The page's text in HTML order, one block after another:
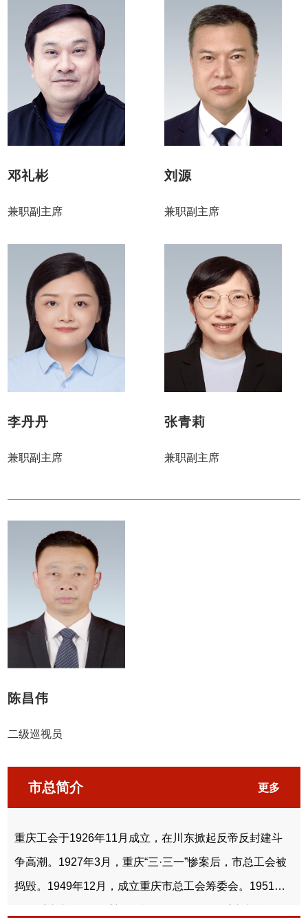
邓礼彬
兼职副主席
刘源
兼职副主席
李丹丹
兼职副主席
张青莉
兼职副主席
陈昌伟
二级巡视员
市总简介 更多
重庆工会于1926年11月成立，在川东掀起反帝反封建斗
争高潮。1927年3月，重庆“三·三一”惨案后，市总工会被
捣毁。1949年12月，成立重庆市总工会筹委会。1951年3